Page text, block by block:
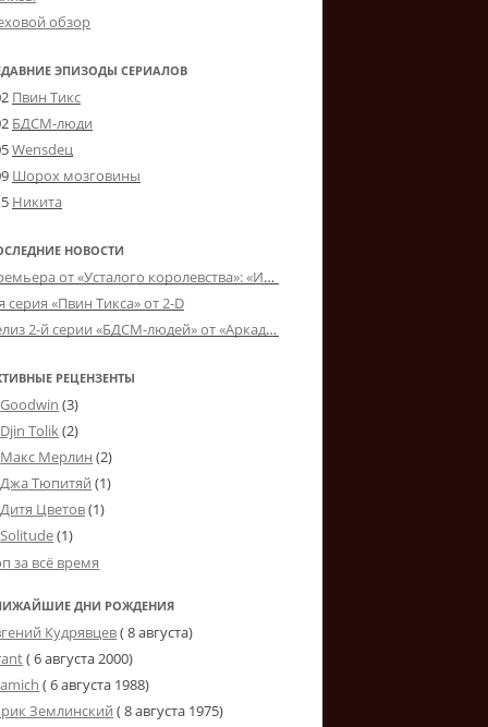
обзор
ЭПИЗОДЫ СЕРИАЛОВ
Пвин Тикс
БДСМ-люди
Wensdeц
Шорох мозговины
Никита
НОВОСТИ
Премьера от «Усталого королевства»: «Игорь начал»
серия «Пвин Тикса» от 2-D
Релиз 2-й серии «БДСМ-людей» от «Аркада Фильм»
РЕЦЕНЗЕНТЫ
Goodwin (3)
Djin Tolik(2)
Макс Мерлин (2)
Джа Тюпитяй (1)
Дитя Цветов(1)
Solitude(1)
за всё время
ДНИ РОЖДЕНИЯ
Кудрявцев( 8 августа)
(6 августа 2000)
(6 августа 1988)
Землинский (8 августа 1975)